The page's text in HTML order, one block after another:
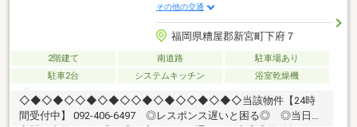
その他の交通
福岡県糟屋郡新宮町下府７
2階建て 南道路
駐車場あり
駐車2台
システムキッチン 浴室乾燥機
◇◆◇◆◇◇◆◇◆◇◇◆◇◆◇◇◆◇◆◇当該物件【24時
間受付中】 092-406-6497 ◎レスポンス遅いと困る◎ ◎当日・